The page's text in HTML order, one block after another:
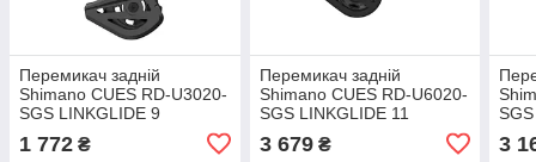
Перемикач задній
Shimano CUES RD-U3020-
SGS LINKGLIDE 9
швидкостей довгий важіль
(ERDU3020SGS)
1 772 ₴
Перемикач задній
Shimano CUES RD-U6020-
SGS LINKGLIDE 11
швидкостей довгий важіль
(ERDU602011SGS)
3 679₴ 3